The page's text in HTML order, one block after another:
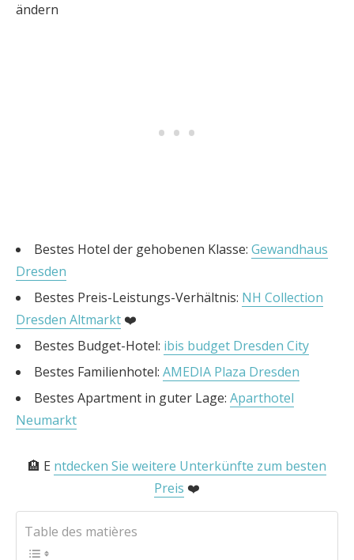
ändern
Bestes Hotel der gehobenen Klasse: Gewandhaus
Dresden
Bestes Preis-Leistungs-Verhältnis: NH Collection
Dresden Altmarkt ❤️
Bestes Budget-Hotel: ibis budget Dresden City
Bestes Familienhotel: AMEDIA Plaza Dresden
Bestes Apartment in guter Lage: Aparthotel
Neumarkt
🏨 E ntdecken Sie weitere Unterkünfte zum besten
Preis ❤️
Table des matières